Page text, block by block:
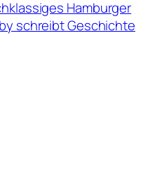
Hamburger
schreibt Geschichte